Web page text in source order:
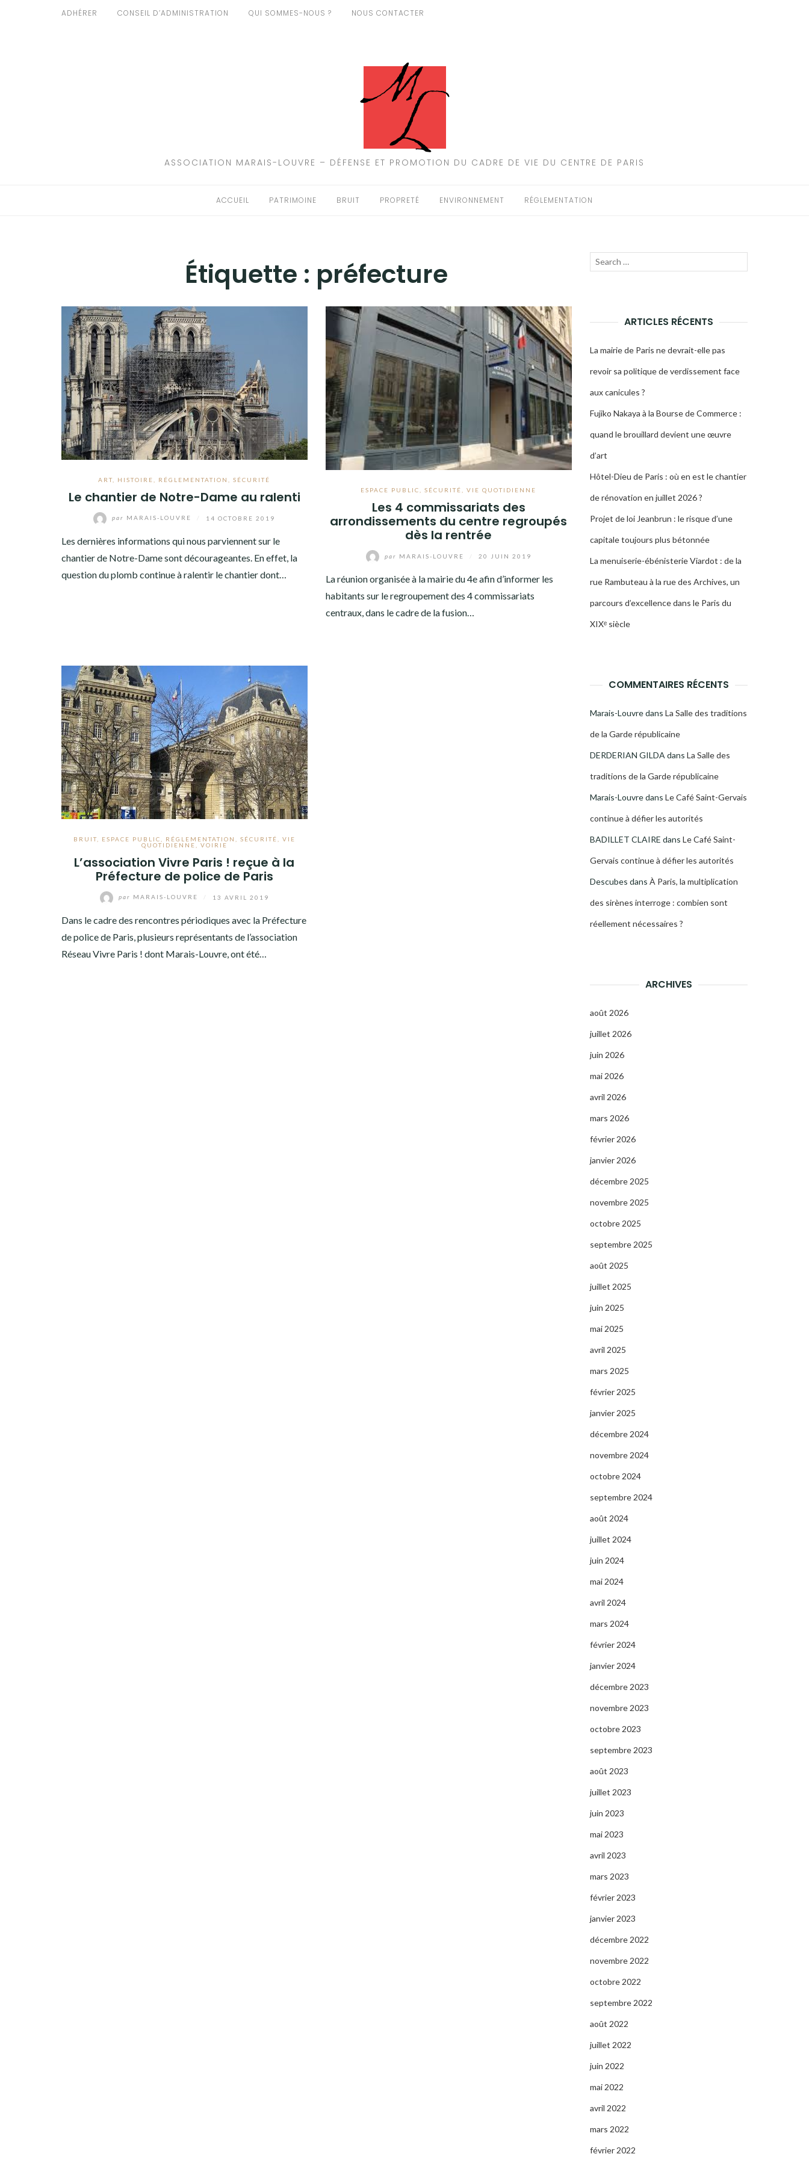
ADHÉRER CONSEIL D’ADMINISTRATION QUI SOMMES-NOUS ? NOUS CONTACTER
ASSOCIATION MARAIS-LOUVRE – DÉFENSE ET PROMOTION DU CADRE DE VIE DU CENTRE DE PARIS
ACCUEIL PATRIMOINE BRUIT PROPRETÉ ENVIRONNEMENT RÉGLEMENTATION
Étiquette : préfecture
ART HISTOIRE RÉGLEMENTATION ,SÉCURITÉ
Le chantier de Notre-Dame au ralenti
par MARAIS-LOUVRE 14 OCTOBRE 2019
Les dernières informations qui nous parviennent sur le
chantier de Notre-Dame sont décourageantes. En effet, la
question du plomb continue à ralentir le chantier dont…
ESPACE PUBLIC ,SÉCURITÉ ,VIE QUOTIDIENNE
Les 4 commissariats des
arrondissements du centre regroupés
dès la rentrée
par MARAIS-LOUVRE 20 JUIN 2019
La réunion organisée à la mairie du 4e afin d’informer les
habitants sur le regroupement des 4 commissariats
centraux, dans le cadre de la fusion…
BRUIT, ESPACE PUBLIC RÉGLEMENTATION SÉCURITÉ
VIE
QUOTIDIENNE
VOIRIE
L’association Vivre Paris ! reçue à la
Préfecture de police de Paris
par MARAIS-LOUVRE 13 AVRIL 2019
Dans le cadre des rencontres périodiques avec la Préfecture
de police de Paris, plusieurs représentants de l’association
Réseau Vivre Paris ! dont Marais-Louvre, ont été…
Recherche
ARTICLES RÉCENTS
La mairie de Paris ne devrait-elle pas
revoir sa politique de verdissement face
aux canicules ?
Fujiko Nakaya à la Bourse de Commerce :
quand le brouillard devient une œuvre
d’art
Hôtel-Dieu de Paris : où en est le chantier
de rénovation en juillet 2026 ?
Projet de loi Jeanbrun : le risque d’une
capitale toujours plus bétonnée
La menuiserie-ébénisterie Viardot : de la
rue Rambuteau à la rue des Archives, un
parcours d’excellence dans le Paris du
XIXᵉ siècle
COMMENTAIRES RÉCENTS
Marais-Louvredans La Salle des traditions
de la Garde républicaine
DERDERIAN GILDA dans La Salle des
traditions de la Garde républicaine
Marais-Louvredans Le Café Saint-Gervais
continue à défier les autorités
BADILLET CLAIRE dans Le Café Saint-
Gervais continue à défier les autorités
Descubes dans À Paris, la multiplication
des sirènes interroge : combien sont
réellement nécessaires ?
ARCHIVES
août 2026
juillet 2026
juin 2026
mai 2026
avril 2026
mars 2026
février 2026
janvier 2026
décembre 2025
novembre 2025
octobre 2025
septembre 2025
août 2025
juillet 2025
juin 2025
mai 2025
avril 2025
mars 2025
février 2025
janvier 2025
décembre 2024
novembre 2024
octobre 2024
septembre 2024
août 2024
juillet 2024
juin 2024
mai 2024
avril 2024
mars 2024
février 2024
janvier 2024
décembre 2023
novembre 2023
octobre 2023
septembre 2023
août 2023
juillet 2023
juin 2023
mai 2023
avril 2023
mars 2023
février 2023
janvier 2023
décembre 2022
novembre 2022
octobre 2022
septembre 2022
août 2022
juillet 2022
juin 2022
mai 2022
avril 2022
mars 2022
février 2022